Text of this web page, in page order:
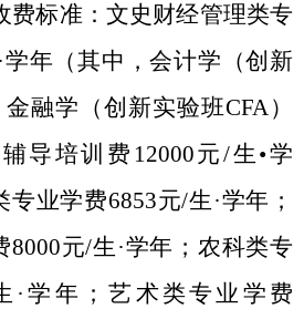
费标准：文史财经管理类专
·学年（其中，会计学（创新
金融学（创新实验班CFA）
导培训费 12000元/生•学
专业学费6853元/生 ·学年；
8000元/生 ·学年；农科类专
· 学年；艺术类专业学费